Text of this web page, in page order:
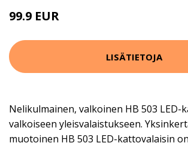
99.9 EUR
LISÄTIETOJA
Nelikulmainen, valkoinen HB 503 LED-
valkoiseen yleisvalaistukseen.
muotoinen HB 503 LED-kattovalaisin